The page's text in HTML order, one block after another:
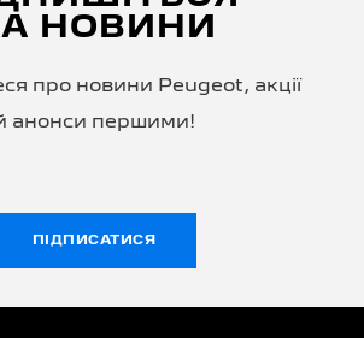
НОВИНИ
про новини Peugeot, акції
анонси першими!
ПІДПИСАТИСЯ